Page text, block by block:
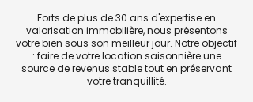
Forts de plus de 30 ans d'expertise en
valorisation immobilière, nous présentons
votre bien sous son meilleur jour. Notre objectif
: faire de votre location saisonnière une
source de revenus stable tout en préservant
votre tranquillité.